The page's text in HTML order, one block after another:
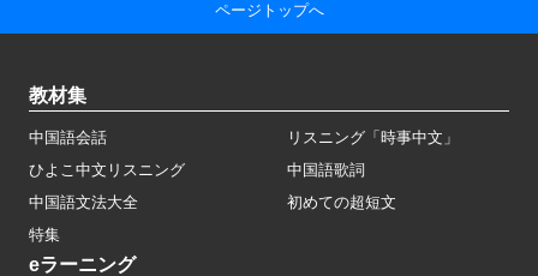
ページトップへ
教材集
中国語会話
リスニング「時事中文」
ひよこ中文リスニング
中国語歌詞
中国語文法大全
初めての超短文
特集
eラーニング